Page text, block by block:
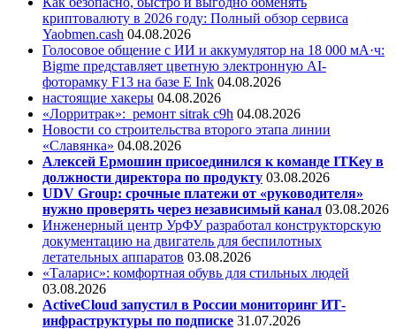
криптовалюту в 2026 году: Полный обзор сервиса
Yaobmen.cash 04.08.2026
Голосовое общение с ИИ и аккумулятор на 18 000 мА·ч:
Bigme представляет цветную электронную AI-
фоторамку F13 на базе E Ink 04.08.2026
настоящие хакеры 04.08.2026
«Лорритрак»: ремонт sitrak c9h 04.08.2026
Новости со строительства второго этапа линии
«Славянка» 04.08.2026
Алексей Ермошин присоединился к команде ITKey в
должности директора по продукту 03.08.2026
UDV Group: срочные платежи от «руководителя»
нужно проверять через независимый канал 03.08.2026
Инженерный центр УрФУ разработал конструкторскую
документацию на двигатель для беспилотных
летательных аппаратов 03.08.2026
«Таларис»: комфортная обувь для стильных людей
03.08.2026
ActiveCloud запустил в России мониторинг ИТ-
инфраструктуры по подписке 31.07.2026